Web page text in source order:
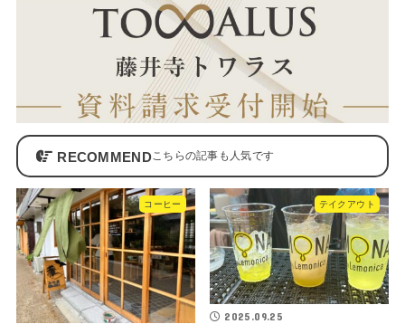
RECOMMEND
コーヒー テイクアウト
2025.09.25